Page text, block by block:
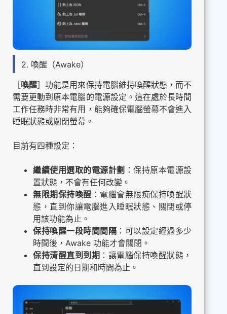
2. 喚醒（Awake）
［喚醒］功能是用來保持電腦維持喚醒狀態，而不
需要更動到原本電腦的電源設定。這在處於長時間
工作任務時非常有用，能夠確保電腦螢幕不會進入
睡眠狀態或關閉螢幕。
目前有四種設定：
繼續使用選取的電源計劃 ：保持原本電源設
置狀態，不會有任何改變。
無限期保持喚醒 ：電腦會無限痴保持喚醒狀
態，直到你讓電腦進入睡眠狀態、關閉或停
用該功能為止。
保持喚醒一段時間間隔 ：可以設定經過多少
時間後，Awake 功能才會關閉。
保持清醒直到到期 ：讓電腦保持喚醒狀態，
直到設定的日期和時間為止。